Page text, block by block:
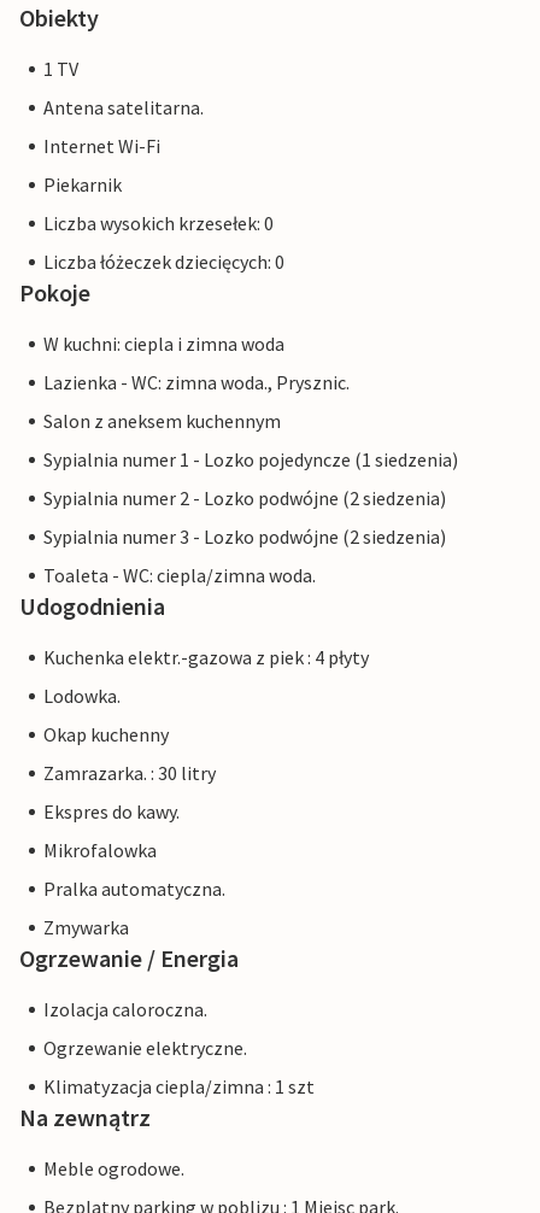
Obiekty
1 TV
Antena satelitarna.
Internet Wi-Fi
Piekarnik
Liczba wysokich krzesełek: 0
Liczba łóżeczek dziecięcych: 0
Pokoje
W kuchni: ciepla i zimna woda
Lazienka - WC: zimna woda., Prysznic.
Salon z aneksem kuchennym
Sypialnia numer 1 - Lozko pojedyncze (1 siedzenia)
Sypialnia numer 2 - Lozko podwójne (2 siedzenia)
Sypialnia numer 3 - Lozko podwójne (2 siedzenia)
Toaleta - WC: ciepla/zimna woda.
Udogodnienia
Kuchenka elektr.-gazowa z piek : 4 płyty
Lodowka.
Okap kuchenny
Zamrazarka. : 30 litry
Ekspres do kawy.
Mikrofalowka
Pralka automatyczna.
Zmywarka
Ogrzewanie / Energia
Izolacja caloroczna.
Ogrzewanie elektryczne.
Klimatyzacja ciepla/zimna : 1 szt
Na zewnątrz
Meble ogrodowe.
Bezplatny parking w poblizu : 1 Miejsc park.